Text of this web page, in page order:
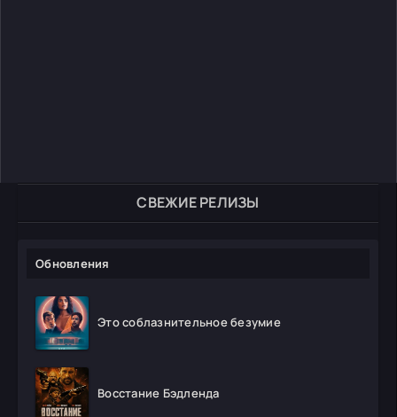
СВЕЖИЕ РЕЛИЗЫ
Обновления
Это соблазнительное безумие
Восстание Бэдленда